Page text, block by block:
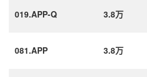
019.APP-Q 3.8万
081.APP 3.8万